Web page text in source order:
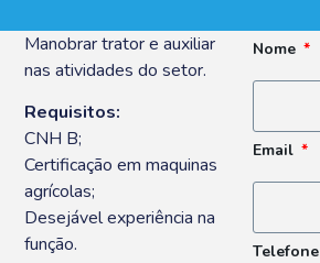
Manobrar trator e auxiliar
nas atividades do setor.
Requisitos:
CNH B;
Certificação em maquinas
agrícolas;
Desejável experiência na
função.
Nome
Email
Telefone